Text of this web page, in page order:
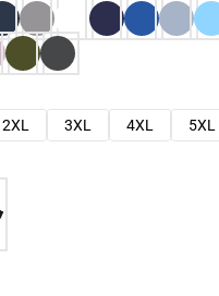
2XL 3XL 4XL
5XL